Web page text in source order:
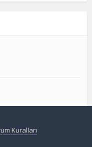
Kuralları